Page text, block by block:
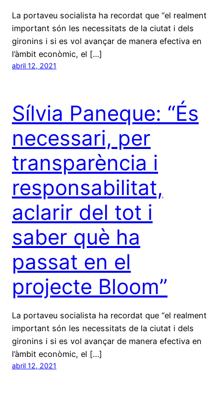
La portaveu socialista ha recordat que “el realment
important són les necessitats de la ciutat i dels
gironins i si es vol avançar de manera efectiva en
l’àmbit econòmic, el […]
abril 12, 2021
Sílvia Paneque: “És
necessari, per
transparència i
responsabilitat,
aclarir del tot i
saber què ha
passat en el
projecte Bloom”
La portaveu socialista ha recordat que “el realment
important són les necessitats de la ciutat i dels
gironins i si es vol avançar de manera efectiva en
l’àmbit econòmic, el […]
abril 12, 2021